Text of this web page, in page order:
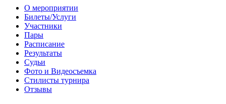
О мероприятии
Билеты/Услуги
Участники
Пары
Расписание
Результаты
Судьи
Фото и Видеосъемка
Стилисты турнира
Отзывы